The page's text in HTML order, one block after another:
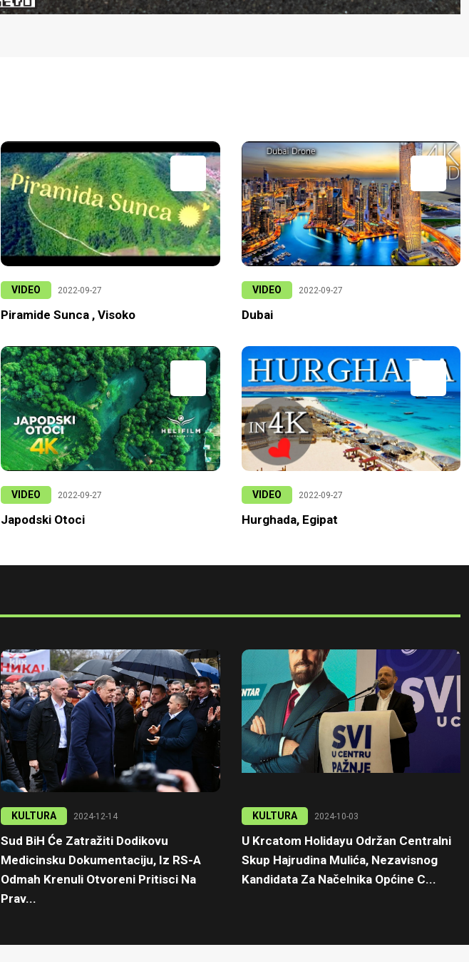
VIDEO 2022-09-27
Piramide Sunca , Visoko
VIDEO 2022-09-27
Japodski Otoci
VIDEO 2022-09-27
Dubai
VIDEO 2022-09-27
Hurghada, Egipat
KULTURA 2024-12-14
Sud BiH Će Zatražiti Dodikovu
Medicinsku Dokumentaciju, Iz RS-A
Odmah Krenuli Otvoreni Pritisci Na
Prav...
KULTURA 2024-10-03
U Krcatom Holidayu Održan Centralni
Skup Hajrudina Mulića, Nezavisnog
Kandidata Za Načelnika Općine C...